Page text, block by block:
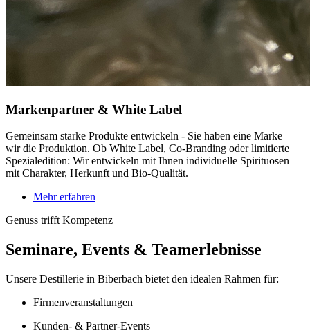
Markenpartner & White Label
Gemeinsam starke Produkte entwickeln - Sie haben eine Marke –
wir die Produktion. Ob White Label, Co-Branding oder limitierte
Spezialedition: Wir entwickeln mit Ihnen individuelle Spirituosen
mit Charakter, Herkunft und Bio-Qualität.
Mehr erfahren
Genuss trifft Kompetenz
Seminare, Events & Teamerlebnisse
Unsere Destillerie in Biberbach bietet den idealen Rahmen für:
Firmenveranstaltungen
Kunden- & Partner-Events